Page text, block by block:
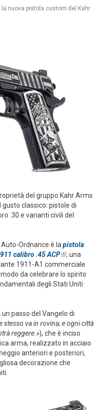
nuova pistola custom del Kahr
del gruppo Kahr Arms
classico: pistole di
.30 e varianti civili del
Ordnance è la pistola
calibro .45 ACP(link is
external)
, una
1911-A1 commerciale
da celebrare lo spirito
degli Stati Uniti
un passo del Vangelo di
stesso va in rovina; e ogni città
reggere.»), che è inciso
arma, realizzato in acciaio
anteriori e posteriori,
decorazione che